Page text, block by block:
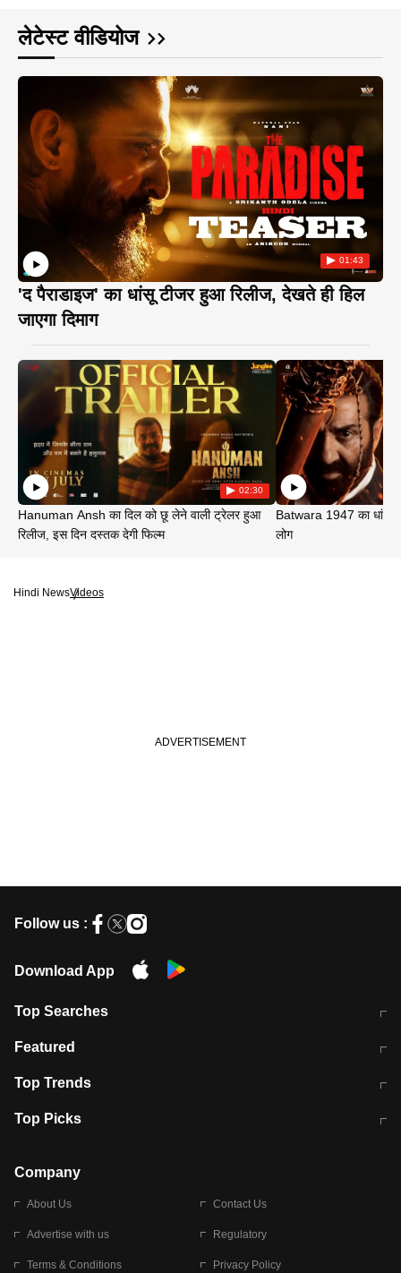
लेटेस्ट वीडियोज
01:43
'द पैराडाइज' का धांसू टीजर हुआ रिलीज, देखते ही हिल
जाएगा दिमाग
02:30
Hanuman Ansh का दिल को छू लेने वाली ट्रेलर हुआ
रिलीज, इस दिन दस्तक देगी फिल्म
Batwara 1947 का धांसू
लोग
Hindi NewsVideos
Follow us :
Download App
Top Searches
मुंबई में लगे 'जेन जी' के पोस्टर, लिखा- 'मैं
Featured
10 अगस्त को विधानसभा का घेराव करेंगे
Top Trends
RBI का नया नियम: अब बैंकों को अपनी सभी
Top Picks
बारिश की चेतावनी
Company
About Us Contact Us
Advertise with us Regulatory
Terms & Conditions Privacy Policy